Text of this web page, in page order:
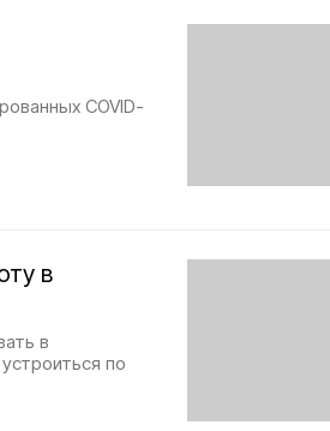
COVID-
в
в
по